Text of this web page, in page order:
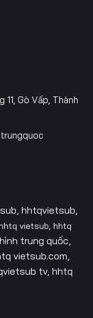
Gò Vấp, Thành
hhtqvietsub,
vietsub, hhtq
trung quốc,
vietsub.com,
tv, hhtq